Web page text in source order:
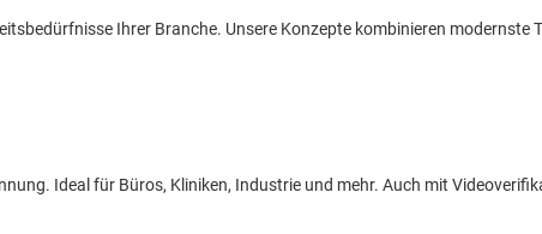
Ihrer Branche. Unsere Konzepte kombinieren modernste
Ideal für Büros, Kliniken, Industrie und mehr. Auch mit